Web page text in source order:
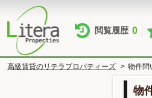
閲覧履歴 0
高級賃貸のリテラプロパティーズ > 物件問
物